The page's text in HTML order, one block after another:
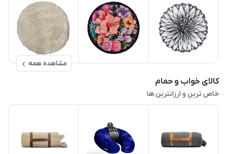
مشاهده همه
کالای خواب و حمام
خاص ترین و ارزانترین ها